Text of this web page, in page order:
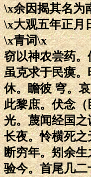
\x余因揭其名为
\x大观五年正月
\x青词\x
窃以神农尝药
虽克求于民瘼
休。瞻彼 穹。哀
此黎庶。伏念
光。蔑闻经国
长夜。怜横死之
断穷年。矧余
验今。首尾几